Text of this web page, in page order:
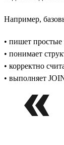
Например,
• пишет
• понимает
• корректно
• выполняет